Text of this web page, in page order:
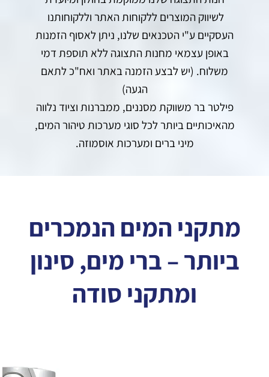
לשיווק המוצרים ללקוחות האתר וללקוחותנו
העסקיים ע"י הטכנאים שלנו, ניתן לאסוף הזמנות
באופן עצמאי מחנות התצוגה ללא תוספת דמי
משלוח. (יש לבצע הזמנה באתר ואח"כ לתאם
הגעה)
פילטר בר משווקת מסננים, ממברנות וציוד נלווה
מהאיכותיים ביותר לכל סוגי מערכות טיהור המים,
מיני ברים ומערכות אוסמוזה.
מתקני המים הנמכרים
ביותר – ברי מים, סינון
ומתקני סודה